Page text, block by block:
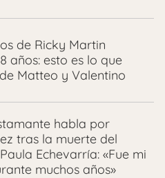
de Ricky Martin
años: esto es lo que
Matteo y Valentino
habla por
tras la muerte del
Echevarría: «Fue mi
muchos años»